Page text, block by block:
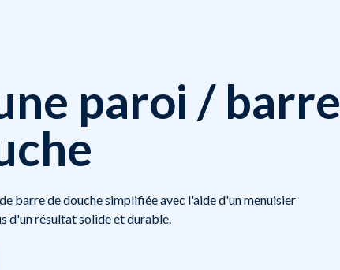
paroi / barre
barre de douche simplifiée avec l'aide d'un menuisier
d'un résultat solide et durable.